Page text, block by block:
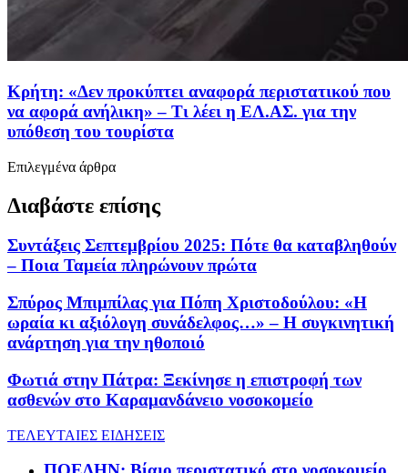
Κρήτη: «Δεν προκύπτει αναφορά περιστατικού που
να αφορά ανήλικη» – Τι λέει η ΕΛ.ΑΣ. για την
υπόθεση του τουρίστα
Επιλεγμένα άρθρα
Διαβάστε επίσης
Συντάξεις Σεπτεμβρίου 2025: Πότε θα καταβληθούν
– Ποια Ταμεία πληρώνουν πρώτα
Σπύρος Μπιμπίλας για Πόπη Χριστοδούλου: «Η
ωραία κι αξιόλογη συνάδελφος…» – Η συγκινητική
ανάρτηση για την ηθοποιό
Φωτιά στην Πάτρα: Ξεκίνησε η επιστροφή των
ασθενών στο Καραμανδάνειο νοσοκομείο
ΤΕΛΕΥΤΑΙΕΣ ΕΙΔΗΣΕΙΣ